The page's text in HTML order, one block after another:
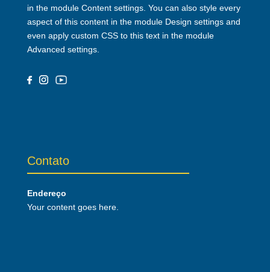
in the module Content settings. You can also style every
aspect of this content in the module Design settings and
even apply custom CSS to this text in the module
Advanced settings.
Contato
Endereço
Your content goes here.